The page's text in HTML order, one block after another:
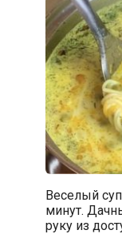
Веселый
минут.
руку из